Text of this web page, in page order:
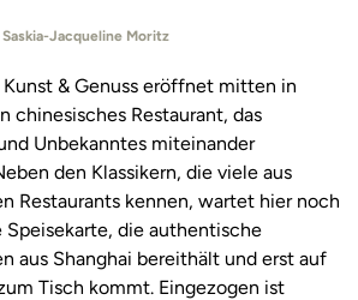
Jacqueline Moritz
& Genuss eröffnet mitten in
chinesisches Restaurant, das
Unbekanntes miteinander
den Klassikern, die viele aus
Restaurants kennen, wartet hier noch
die authentische
aus Shanghai bereithält und erst auf
Tisch kommt. Eingezogen ist